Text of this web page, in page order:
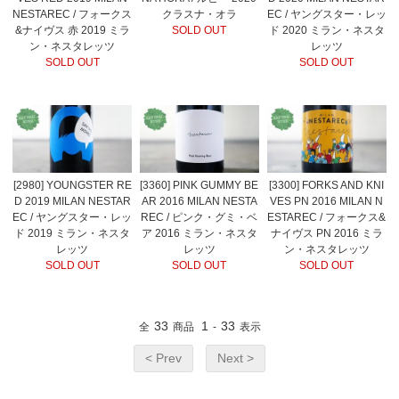
NESTAREC / フォークス
&ナイヴス 赤 2019 ミラ
ン・ネスタレッツ
SOLD OUT
クラスナ・オラ
SOLD OUT
EC / ヤングスター・レッ
ド 2020 ミラン・ネスタ
レッツ
SOLD OUT
[2980] YOUNGSTER RE
D 2019 MILAN NESTAR
EC / ヤングスター・レッ
ド 2019 ミラン・ネスタ
レッツ
SOLD OUT
[3360] PINK GUMMY BE
AR 2016 MILAN NESTA
REC / ピンク・グミ・ベ
ア 2016 ミラン・ネスタ
レッツ
SOLD OUT
[3300] FORKS AND KNI
VES PN 2016 MILAN N
ESTAREC / フォークス&
ナイヴス PN 2016 ミラ
ン・ネスタレッツ
SOLD OUT
全 33 商品 1 - 33 表示
< Prev Next >